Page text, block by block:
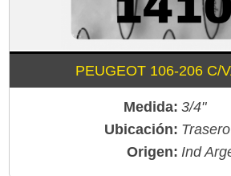
PEUGEOT 106-206 C/
Medida: 3/4"
Ubicación:
Origen: Ind